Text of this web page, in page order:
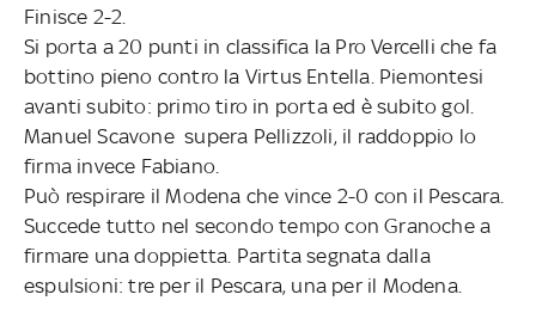
Finisce 2-2.
Si porta a 20 punti in classifica la Pro Vercelli che fa
bottino pieno contro la Virtus Entella. Piemontesi
avanti subito: primo tiro in porta ed è subito gol.
Manuel Scavone supera Pellizzoli, il raddoppio lo
firma invece Fabiano.
Può respirare il Modena che vince 2-0 con il Pescara.
Succede tutto nel secondo tempo con Granoche a
firmare una doppietta. Partita segnata dalla
espulsioni: tre per il Pescara, una per il Modena.